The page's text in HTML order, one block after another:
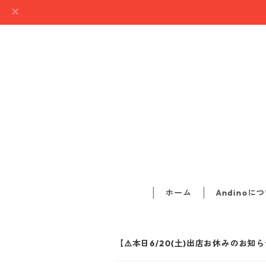
ホーム Andinoにつ
【⚠️本日6/20(土)出店お休みのお知ら